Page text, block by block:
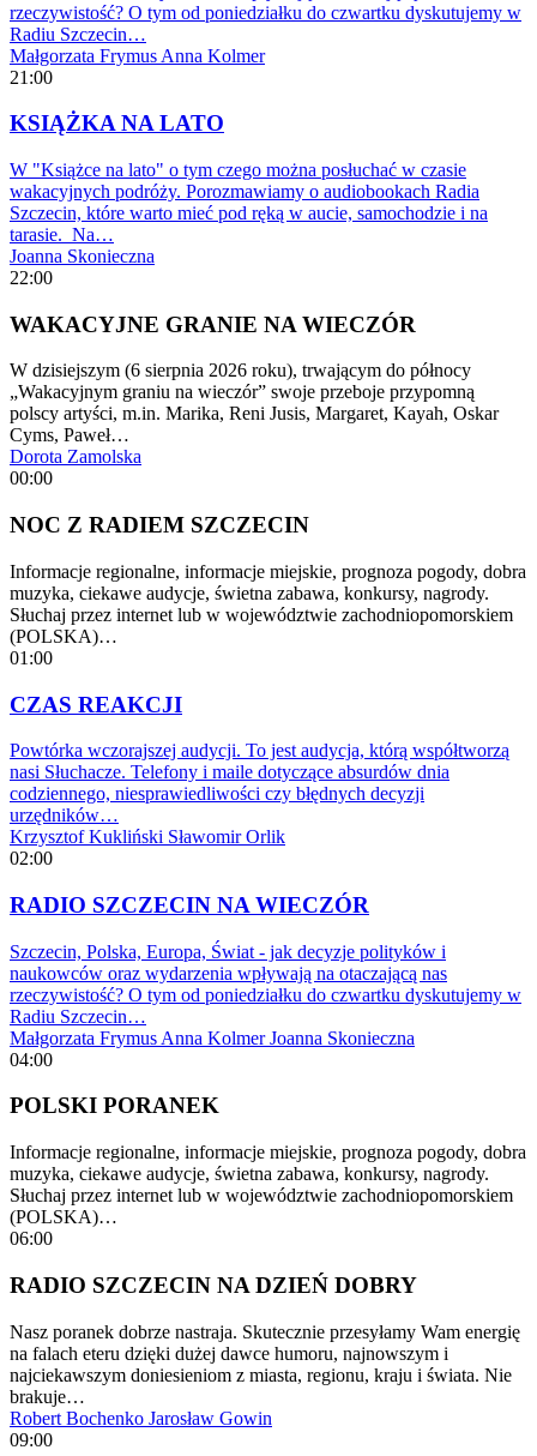
rzeczywistość? O tym od poniedziałku do czwartku dyskutujemy w
Radiu Szczecin…
Małgorzata Frymus Anna Kolmer
21:00
KSIĄŻKA NA LATO
W "Książce na lato" o tym czego można posłuchać w czasie
wakacyjnych podróży. Porozmawiamy o audiobookach Radia
Szczecin, które warto mieć pod ręką w aucie, samochodzie i na
tarasie. Na…
Joanna Skonieczna
22:00
WAKACYJNE GRANIE NA WIECZÓR
W dzisiejszym (6 sierpnia 2026 roku), trwającym do północy
„Wakacyjnym graniu na wieczór” swoje przeboje przypomną
polscy artyści, m.in. Marika, Reni Jusis, Margaret, Kayah, Oskar
Cyms, Paweł…
Dorota Zamolska
00:00
NOC Z RADIEM SZCZECIN
Informacje regionalne, informacje miejskie, prognoza pogody, dobra
muzyka, ciekawe audycje, świetna zabawa, konkursy, nagrody.
Słuchaj przez internet lub w województwie zachodniopomorskiem
(POLSKA)…
01:00
CZAS REAKCJI
Powtórka wczorajszej audycji. To jest audycja, którą współtworzą
nasi Słuchacze. Telefony i maile dotyczące absurdów dnia
codziennego, niesprawiedliwości czy błędnych decyzji
urzędników…
Krzysztof Kukliński Sławomir Orlik
02:00
RADIO SZCZECIN NA WIECZÓR
Szczecin, Polska, Europa, Świat - jak decyzje polityków i
naukowców oraz wydarzenia wpływają na otaczającą nas
rzeczywistość? O tym od poniedziałku do czwartku dyskutujemy w
Radiu Szczecin…
Małgorzata Frymus Anna Kolmer Joanna Skonieczna
04:00
POLSKI PORANEK
Informacje regionalne, informacje miejskie, prognoza pogody, dobra
muzyka, ciekawe audycje, świetna zabawa, konkursy, nagrody.
Słuchaj przez internet lub w województwie zachodniopomorskiem
(POLSKA)…
06:00
RADIO SZCZECIN NA DZIEŃ DOBRY
Nasz poranek dobrze nastraja. Skutecznie przesyłamy Wam energię
na falach eteru dzięki dużej dawce humoru, najnowszym i
najciekawszym doniesieniom z miasta, regionu, kraju i świata. Nie
brakuje…
Robert Bochenko Jarosław Gowin
09:00